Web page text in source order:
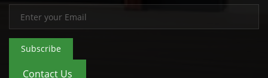
Subscribe
Contact Us